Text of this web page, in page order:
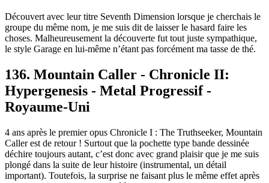
Découvert avec leur titre Seventh Dimension lorsque je cherchais le
groupe du même nom, je me suis dit de laisser le hasard faire les
choses. Malheureusement la découverte fut tout juste sympathique,
le style Garage en lui-même n’étant pas forcément ma tasse de thé.
136. Mountain Caller - Chronicle II:
Hypergenesis - Metal Progressif -
Royaume-Uni
4 ans après le premier opus Chronicle I : The Truthseeker, Mountain
Caller est de retour ! Surtout que la pochette type bande dessinée
déchire toujours autant, c’est donc avec grand plaisir que je me suis
plongé dans la suite de leur histoire (instrumental, un détail
important). Toutefois, la surprise ne faisant plus le même effet après